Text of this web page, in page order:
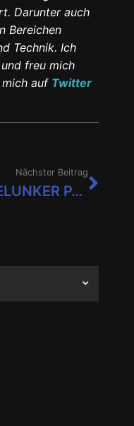
Darunter auch
Bereichen
Technik. Ich
freu mich
mich auf Twitter
Nächster Beitrag
SPELUNKER PARTY! erscheint am 19. Oktober für Nintendo Switch!